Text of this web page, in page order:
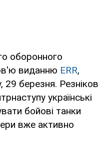
оборонного
виданню ERR,
29 березня. Резніков
українські
бойові танки
вже активно